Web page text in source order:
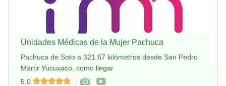
Unidades Médicas de la Mujer Pachuca
Pachuca de Soto a 321.67 kilómetros desde San Pedro
Mártir Yucuxaco, como llegar
5,0